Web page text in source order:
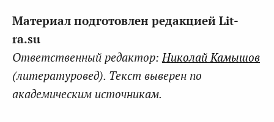
Материал подготовлен редакцией Lit-
ra.su
Ответственный редактор: Николай Камышов
(литературовед). Текст выверен по
академическим источникам.